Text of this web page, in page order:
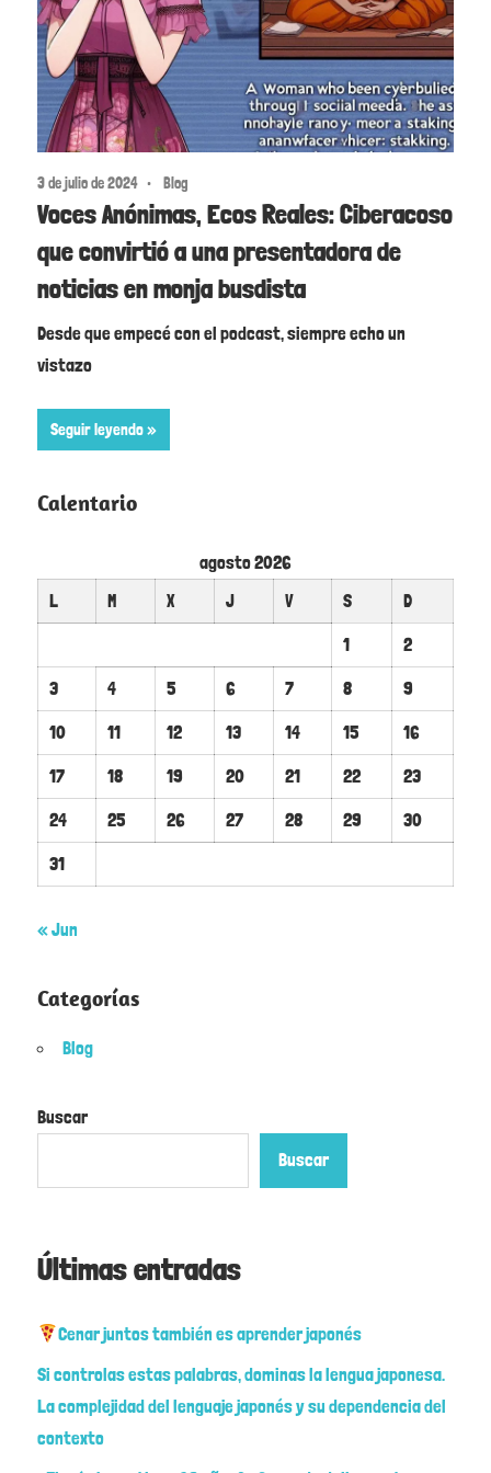
3 de julio de 2024 Blog
Voces Anónimas, Ecos Reales: Ciberacoso
que convirtió a una presentadora de
noticias en monja busdista
Desde que empecé con el podcast, siempre echo un
vistazo
Seguir leyendo
Calentario
agosto 2026
L
M X J V S
D
1
2
3
4 5 6 7 8
9
10
11 12 13 14 15
16
17
18 19 20 21 22
23
24
25 26 27 28 29
30
31
« Jun
Categorías
Blog
Buscar
Buscar
Últimas entradas
Cenar juntos también es aprender japonés
Si controlas estas palabras, dominas la lengua japonesa.
La complejidad del lenguaje japonés y su dependencia del
contexto